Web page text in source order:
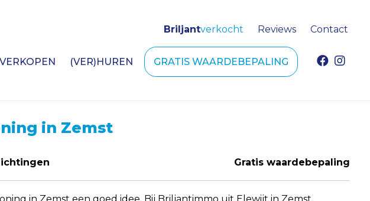
Briljantverkocht Reviews Contact
VERKOPEN (VER)HUREN GRATIS WAARDEBEPALING
in Zemst
Gratis waardebepaling